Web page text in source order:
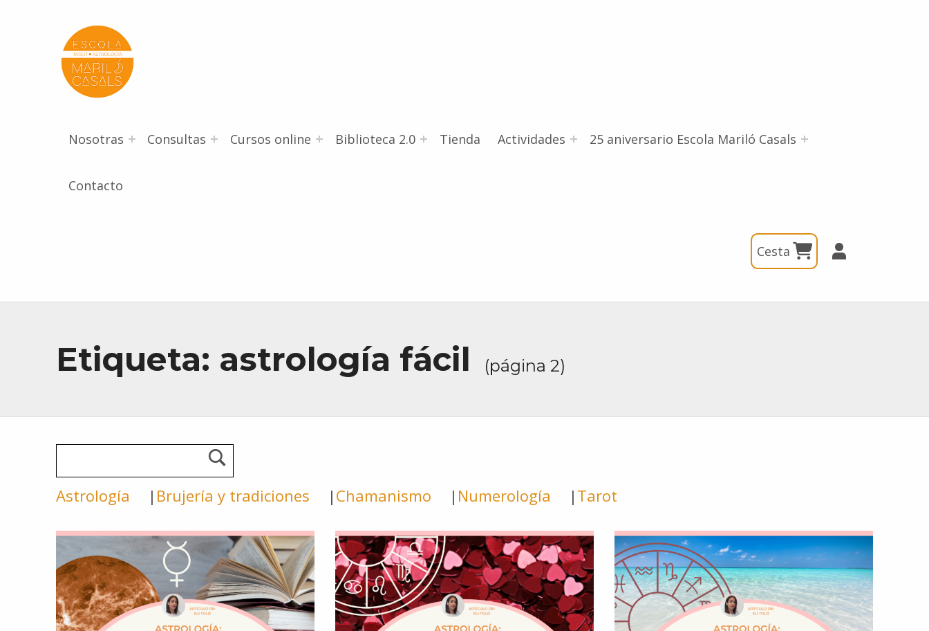
Nosotras Consultas Cursos online Biblioteca 2.0 Tienda Actividades 25 aniversario Escola Mariló Casals
Contacto
Cesta
Etiqueta: astrología fácil (página 2)
Astrología Brujería y tradiciones Chamanismo Numerología Tarot